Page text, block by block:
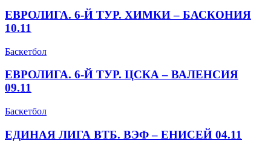
ЕВРОЛИГА. 6-Й ТУР. ХИМКИ – БАСКОНИЯ
10.11
Баскетбол
ЕВРОЛИГА. 6-Й ТУР. ЦСКА – ВАЛЕНСИЯ
09.11
Баскетбол
ЕДИНАЯ ЛИГА ВТБ. ВЭФ – ЕНИСЕЙ 04.11